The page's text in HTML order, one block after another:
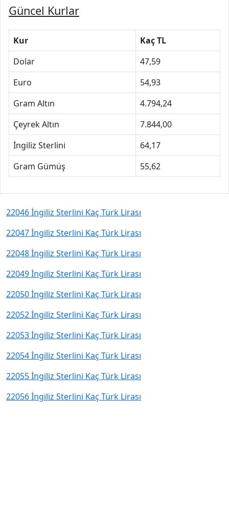
Güncel Kurlar
Kur
Kaç TL
Dolar
47,59
Euro
54,93
Gram Altın
4.794,24
Çeyrek Altın
7.844,00
İngiliz Sterlini
64,17
Gram Gümüş
55,62
22046 İngiliz Sterlini Kaç Türk Lirası
22047 İngiliz Sterlini Kaç Türk Lirası
22048 İngiliz Sterlini Kaç Türk Lirası
22049 İngiliz Sterlini Kaç Türk Lirası
22050 İngiliz Sterlini Kaç Türk Lirası
22052 İngiliz Sterlini Kaç Türk Lirası
22053 İngiliz Sterlini Kaç Türk Lirası
22054 İngiliz Sterlini Kaç Türk Lirası
22055 İngiliz Sterlini Kaç Türk Lirası
22056 İngiliz Sterlini Kaç Türk Lirası